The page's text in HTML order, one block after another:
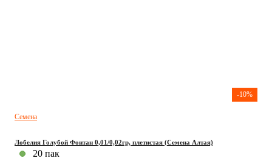
-10%
Семена
Лобелия Голубой Фонтан 0,01/0,02гр, плетистая (Семена Алтая)
20 пак